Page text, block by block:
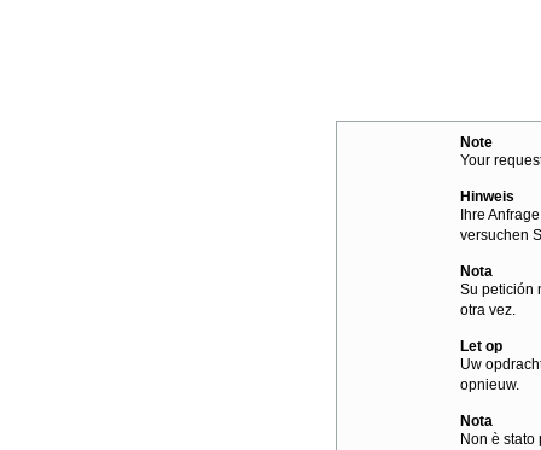
Note
Your
Hinweis
Ihre
versuchen
Nota
Su petición
otra vez.
Let op
Uw
opnieuw.
Nota
Non è